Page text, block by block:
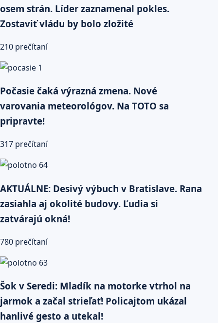
osem strán. Líder zaznamenal pokles.
Zostaviť vládu by bolo zložité
210 prečítaní
Počasie čaká výrazná zmena. Nové
varovania meteorológov. Na TOTO sa
pripravte!
317 prečítaní
AKTUÁLNE: Desivý výbuch v Bratislave. Rana
zasiahla aj okolité budovy. Ľudia si
zatvárajú okná!
780 prečítaní
Šok v Seredi: Mladík na motorke vtrhol na
jarmok a začal strieľať! Policajtom ukázal
hanlivé gesto a utekal!